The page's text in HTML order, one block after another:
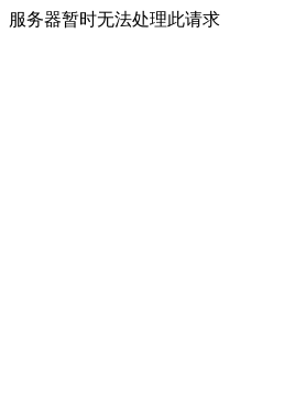
服务器暂时无法处理此请求